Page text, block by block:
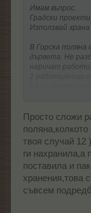
Имам въпрос.
Градски
Използвай
В Горска
дървета. Не
наричат
Може ли малко
Просто сложи
твоя случай 12
ги нахранила,а
поставила и
хранения,това
съвсем